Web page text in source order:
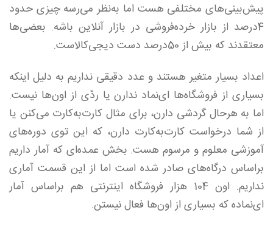
پیش‌بینی‌های مختلفی هست اما به‌نظر می‌رسه چیزی حدود
4درصد از بازار خرده‌فروشی در بازار آنلاین باشه. بعضی‌ها
معتقدند که بیش‌ از 50درصد دست دیجی‌کالاست.
اعداد بسیار متغیر هستند و عدد دقیقی نداریم به دلیل اینکه
بسیاری از فروشگاه‌ها ای‌نماد ندارن یا ردّی از اون‌ها نیست.
اما به هرحال گردشی دارن، برای مثال کارت‌به‌کارت می‌کنن یا
از شما درخواست کارت‌به‌کارت دارن، که این توی دوره‌های
آموزشی معلوم و مرسوم هست. بخش عمده‌ای که آمار داریم
بر‌اساس درگاه‌های صادر شده‌ است اما از این قسمت آماری
نداریم. اون 104 هزار فروشگاه اینترنتی هم بر‌اساس آمار
ای‌نماده که بسیاری از اون‌ها فعال نیستن.